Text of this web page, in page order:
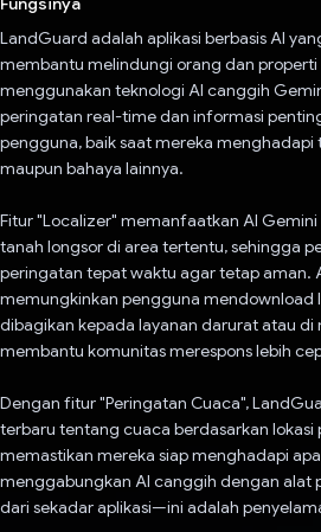
LandGuard adalah aplikasi berbasis AI
membantu melindungi orang dan
menggunakan teknologi AI canggih
peringatan real-time dan informasi
pengguna, baik saat mereka menghadapi
maupun bahaya lainnya.
Fitur "Localizer" memanfaatkan AI
tanah longsor di area tertentu, sehingga
peringatan tepat waktu agar tetap aman.
memungkinkan pengguna mendownload
dibagikan kepada layanan darurat atau di
membantu komunitas merespons lebih
Dengan fitur "Peringatan Cuaca",
terbaru tentang cuaca berdasarkan lokasi
memastikan mereka siap menghadapi
menggabungkan AI canggih dengan alat
dari sekadar aplikasi—ini adalah